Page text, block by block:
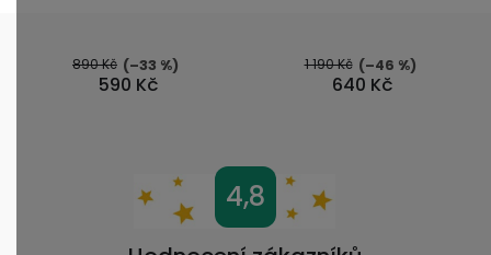
5
hvězdiček.
590 Kč
890 Kč (–33 %)
5
hvězdiček.
640 Kč
1 190 Kč (–46 %)
4,8